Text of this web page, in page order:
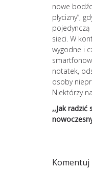
nowe
płycizny”,
pojedynczą
sieci. W
wygodne i
notatek,
osoby
Niektórzy
,,Jak radzić
Komentuj